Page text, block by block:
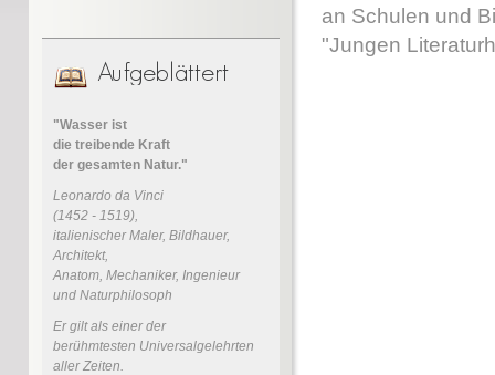
"Wasser ist
die treibende Kraft
der gesamten Natur."
Leonardo da Vinci
(1452 - 1519),
italienischer Maler, Bildhauer,
Architekt,
Anatom, Mechaniker, Ingenieur
und Naturphilosoph
Er gilt als einer der
berühmtesten Universalgelehrten
aller Zeiten.
an Schulen und
"Jungen